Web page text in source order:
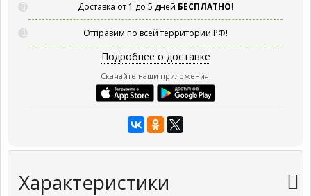
Доставка от 1 до 5 дней БЕСПЛАТНО!
Отправим по всей территории РФ!
Подробнее о доставке
Скачайте наши приложения:
Характеристики